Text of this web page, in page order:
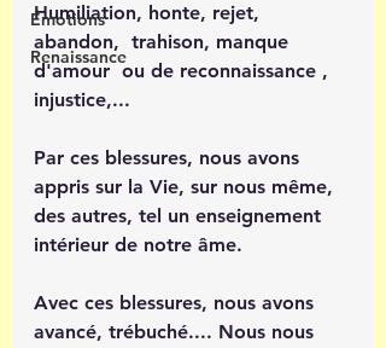
Émotions
Renaissance
Humiliation, honte, rejet,
abandon,  trahison, manque
d'amour  ou de reconnaissance ,
injustice,...
Par ces blessures, nous avons
appris sur la Vie, sur nous même,
des autres, tel un enseignement
intérieur de notre âme.
Avec ces blessures, nous avons
avancé, trébuché.... Nous nous